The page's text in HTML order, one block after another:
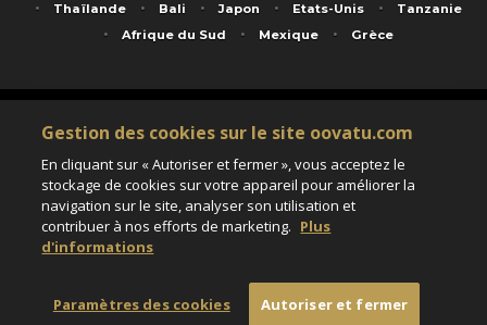
Thaïlande
Bali Japon Etats-Unis
Tanzanie
Afrique du Sud
Mexique Grèce
Service animé par Nautil Voyages - 22 rue Georges Picquart 75017 Paris - S.A.S
au capital de 155 696 euros - RCS Paris B 423 671 973 - Code APE 7911Z
Matricule Atout France IM075100020 - Garantie financière Groupama - Agrément IATA
Assurance responsabilité civile et professionnelle HISCOX RCP0081066
Paramètres des cookies
Gestion des cookies sur le site oovatu.com
En cliquant sur « Autoriser et fermer », vous acceptez le
stockage de cookies sur votre appareil pour améliorer la
navigation sur le site, analyser son utilisation et
contribuer à nos efforts de marketing. Plus
d'informations
Paramètres des cookies Autoriser et fermer